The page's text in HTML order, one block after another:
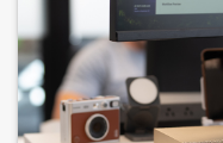
from local PCs to
than generating
DiffusionGemma
in parallel to output
a new, low-latency